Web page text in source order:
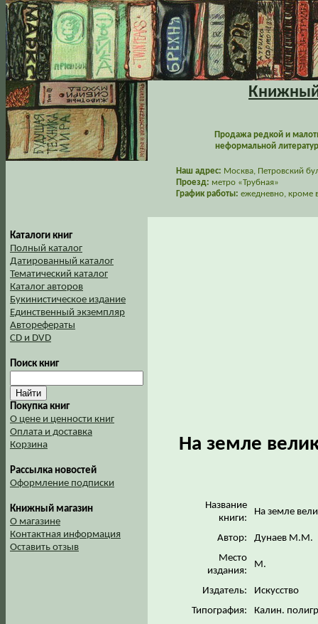
Книжный
Продажа редкой и
неформальной
Наш адрес: Москва, Петровский
Проезд: метро «Трубная»
График работы: ежедневно, кроме
Каталоги книг
Полный каталог
Датированный каталог
Тематический каталог
Каталог авторов
Букинистическое издание
Единственный экземпляр
Авторефераты
CD и DVD
Поиск книг
Покупка книг
О цене и ценности книг
Оплата и доставка
Корзина
Рассылка новостей
Оформление подписки
Книжный магазин
О магазине
Контактная информация
Оставить отзыв
На земле
Название
книги:
На земле
Автор:
Дунаев М.М.
Место
издания:
М.
Издатель:
Искусство
Типография:
Калин.